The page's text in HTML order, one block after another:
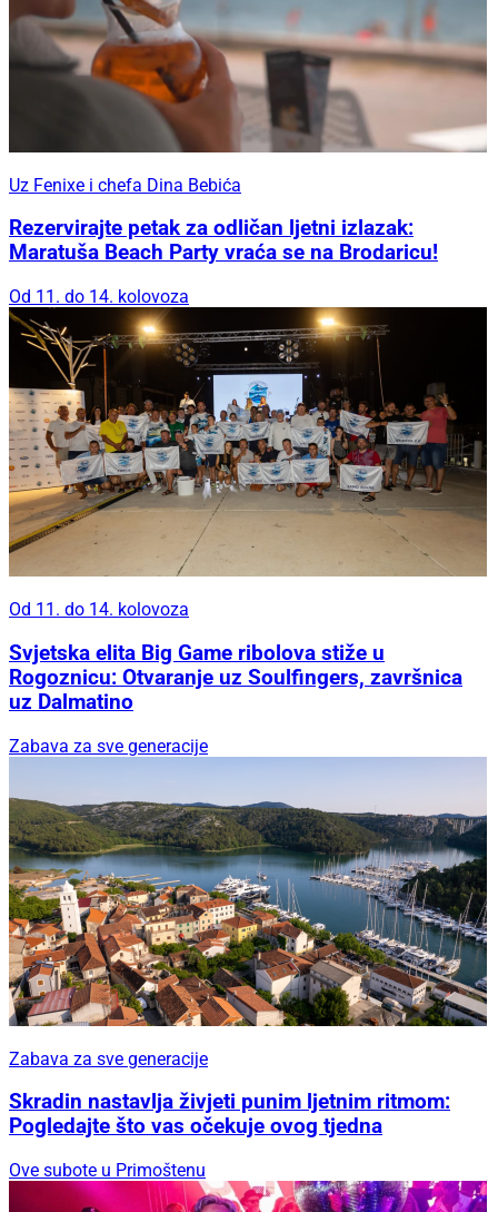
Uz Fenixe i chefa Dina Bebića
Rezervirajte petak za odličan ljetni izlazak:
Maratuša Beach Party vraća se na Brodaricu!
Od 11. do 14. kolovoza
Od 11. do 14. kolovoza
Svjetska elita Big Game ribolova stiže u
Rogoznicu: Otvaranje uz Soulfingers, završnica
uz Dalmatino
Zabava za sve generacije
Zabava za sve generacije
Skradin nastavlja živjeti punim ljetnim ritmom:
Pogledajte što vas očekuje ovog tjedna
Ove subote u Primoštenu